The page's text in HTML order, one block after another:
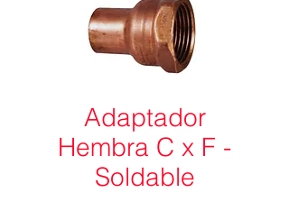
Adaptador
Hembra C x F -
Soldable